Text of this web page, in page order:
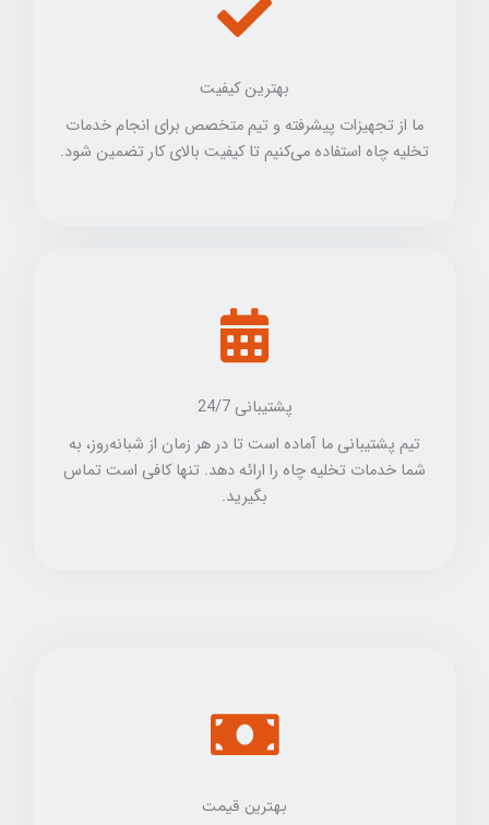
بهترین کیفیت
ما از تجهیزات پیشرفته و تیم متخصص برای انجام خدمات
تخلیه چاه استفاده می‌کنیم تا کیفیت بالای کار تضمین شود.
پشتیبانی 24/7
تیم پشتیبانی ما آماده است تا در هر زمان از شبانه‌روز، به
شما خدمات تخلیه چاه را ارائه دهد. تنها کافی است تماس
بگیرید.
بهترین قیمت